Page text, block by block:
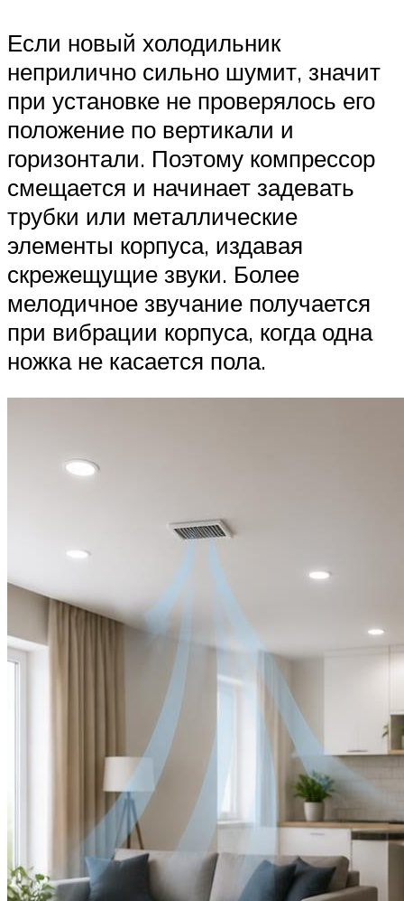
Если новый холодильник
неприлично сильно шумит, значит
при установке не проверялось его
положение по вертикали и
горизонтали. Поэтому компрессор
смещается и начинает задевать
трубки или металлические
элементы корпуса, издавая
скрежещущие звуки. Более
мелодичное звучание получается
при вибрации корпуса, когда одна
ножка не касается пола.